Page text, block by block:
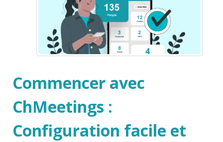
Commencer avec
ChMeetings :
Configuration facile et